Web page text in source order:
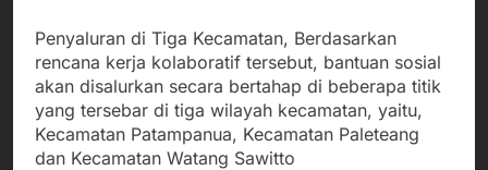
Penyaluran di Tiga Kecamatan, Berdasarkan
rencana kerja kolaboratif tersebut, bantuan sosial
akan disalurkan secara bertahap di beberapa titik
yang tersebar di tiga wilayah kecamatan, yaitu,
Kecamatan Patampanua, Kecamatan Paleteang
dan Kecamatan Watang Sawitto